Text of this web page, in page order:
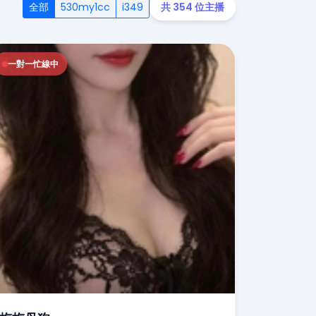
全部 530my1cc i349 共 354 位主播
一對一忙線中